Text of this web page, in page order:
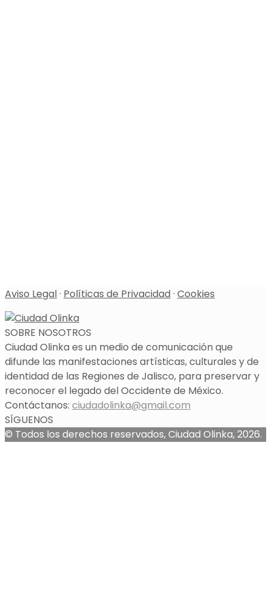
Aviso Legal· Políticas de Privacidad· Cookies
SOBRE NOSOTROS
Ciudad Olinka es un medio de comunicación que
difunde las manifestaciones artísticas, culturales y de
identidad de las Regiones de Jalisco, para preservar y
reconocer el legado del Occidente de México.
Contáctanos: ciudadolinka@gmail.com
SÍGUENOS
© Todos los derechos reservados, Ciudad Olinka, 2026.